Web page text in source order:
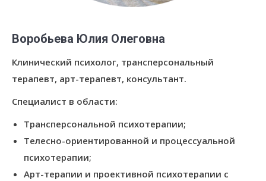
Воробьева Юлия Олеговна
Клинический психолог, трансперсональный
терапевт, арт-терапевт, консультант.
Специалист в области:
Трансперсональной психотерапии;
Телесно-ориентированной и процессуальной
психотерапии;
Арт-терапии и проективной психотерапии с